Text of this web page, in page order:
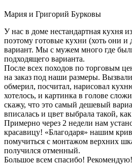
Мария и Григорий Бурковы
У нас в доме нестандартная кухня
поэтому готовые кухни (хоть они
вариант. Мы с мужем много где
подходящего варианта.
После всех походов по торговым
на заказ под наши размеры.
обмерил, посчитал, нарисовал
хотелось, и картинка в голове
скажу, что это самый дешевый
вписалась и цвет выбрала такой,
Примерно через 2 недели нам
красавицу! «Благодаря» нашим
помучиться с монтажом верхних
получился отменный.
Большое всем спасибо! Рекомендую!